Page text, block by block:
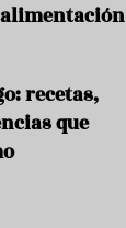
r
c
alimentación
recetas,
que